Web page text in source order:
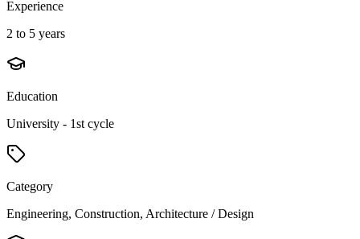
Experience
2 to 5 years
Education
University - 1st cycle
Category
Engineering, Construction, Architecture / Design